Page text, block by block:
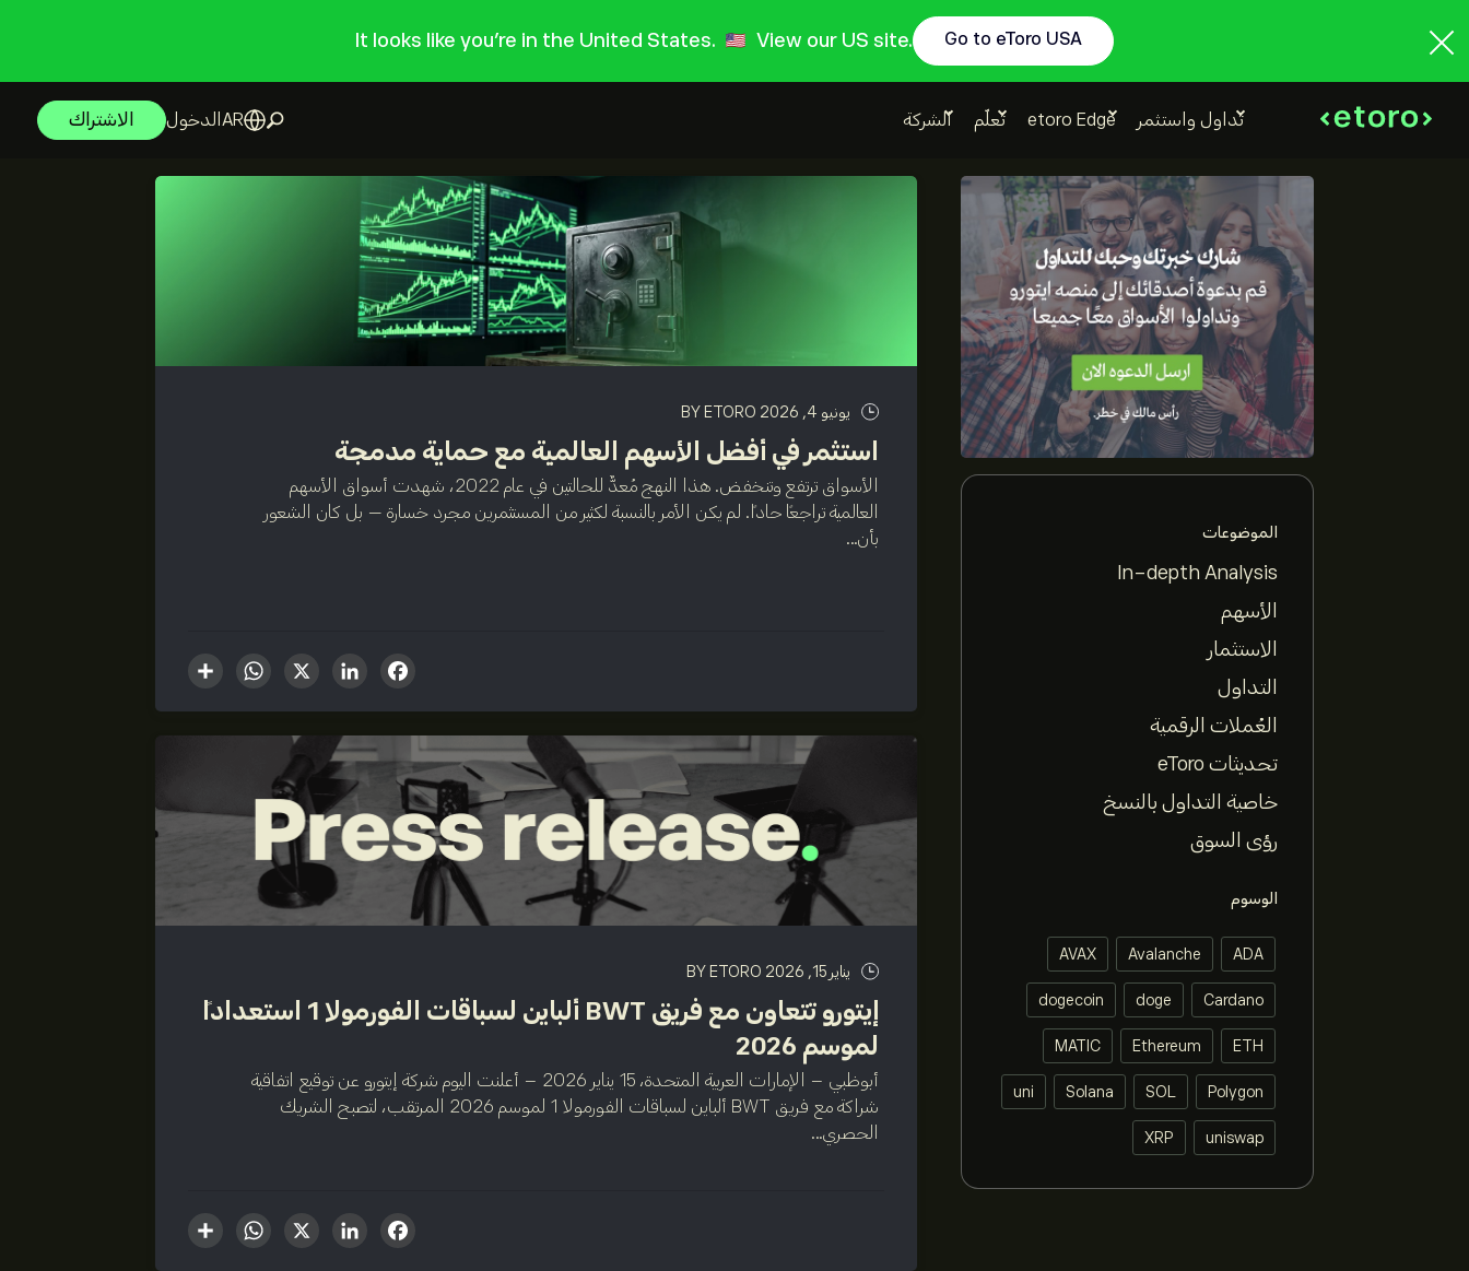
It looks like you're in the United States. View our US site. Go to eToro USA
تداول واستثمر etoro Edge تعلّم الشركة الدخول الاشتراك
يونيو 4, 2026 BY ETORO
استثمر في أفضل الأسهم العالمية مع حماية مدمجة
الأسواق ترتفع وتنخفض. هذا النهج مُعدٌّ للحالتين في عام 2022، شهدت أسواق الأسهم
العالمية تراجعاً حاداً. لم يكن الأمر بالنسبة لكثير من المستثمرين مجرد خسارة — بل كان الشعور
بأن...
Facebook
LinkedIn
X
WhatsApp
يناير 15, 2026 BY ETORO
إيتورو تتعاون مع فريق BWT ألباين لسباقات الفورمولا 1 استعداداً
لموسم 2026
أبوظبي – الإمارات العربية المتحدة، 15 يناير 2026 – أعلنت اليوم شركة إيتورو عن توقيع اتفاقية
شراكة مع فريق BWT ألباين لسباقات الفورمولا 1 لموسم 2026 المرتقب، لتصبح الشريك
الحصري...
Facebook
LinkedIn
X
WhatsApp
الموضوعات
In-depth Analysis
الأسهم
الاستثمار
التداول
العُملات الرقمية
تحديثات eToro
خاصية التداول بالنسخ
رؤى السوق
الوسوم
ADA
Avalanche
AVAX
Cardano
doge
dogecoin
ETH
Ethereum
MATIC
Polygon
SOL
Solana
uni
uniswap
XRP